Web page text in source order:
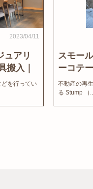
2023/04/11
ュアリ
搬入｜
を行ってい
スモー
ーコテ
家結び
不動産の再
る Stump （...